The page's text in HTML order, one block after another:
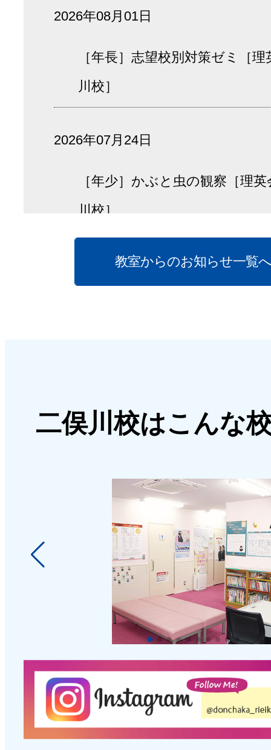
2026年08月01日
［年長］志望校別対策ゼミ［
川校］
2026年07月24日
［年少］かぶと虫の観察［理
川校］
2026年07月23日
ーン【入会金半額】
2026年07月16日
［年中］夏の絵
2026年07月13日
［年長］【年長クラス・集団
ボール水族館
2026年07月12日
［年長］【オンライン創造力・
教室からのお知らせ一覧
二俣川校はこんな